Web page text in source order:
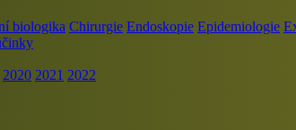
biologika Chirurgie Endoskopie Epidemiologie
2020 2021 2022